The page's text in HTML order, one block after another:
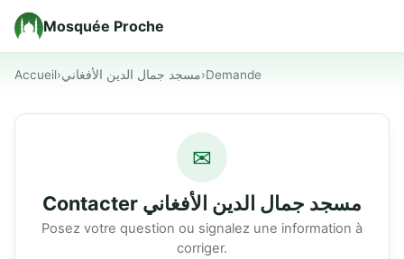
Mosquée Proche
Accueil›مسجد جمال الدين الأفغاني›Demande
✉
Contacter مسجد جمال الدين الأفغاني
Posez votre question ou signalez une information à
corriger.